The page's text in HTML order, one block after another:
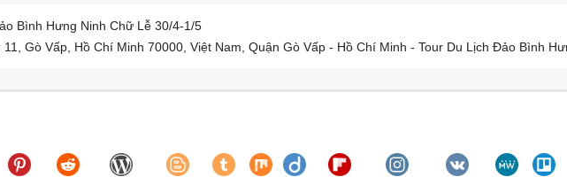
Bình Hưng Ninh Chữ Lễ 30/4-1/5
Gò Vấp, Hồ Chí Minh 70000, Việt Nam, Quận Gò Vấp - Hồ Chí Minh - Tour Du Lịch Đảo Bình